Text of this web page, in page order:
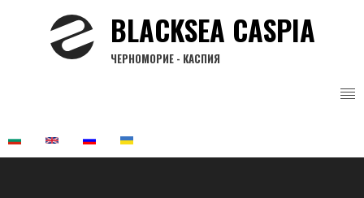
BLACKSEA CASPIA
ЧЕРНОМОРИЕ - КАСПИЯ